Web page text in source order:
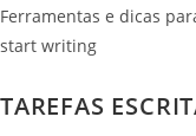
Ferramentas e dicas
start writing
TAREFAS